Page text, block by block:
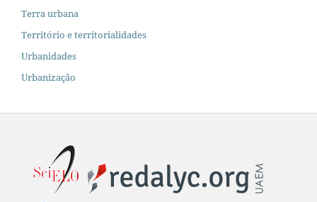
Terra urbana
Território e territorialidades
Urbanidades
Urbanização